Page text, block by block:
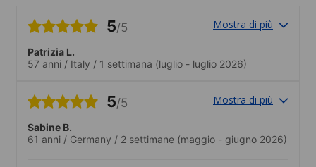
5/5 Mostra di più
Patrizia L.
57 anni / Italy / 1 settimana (luglio - luglio 2026)
5/5 Mostra di più
Sabine B.
61 anni / Germany / 2 settimane (maggio - giugno 2026)